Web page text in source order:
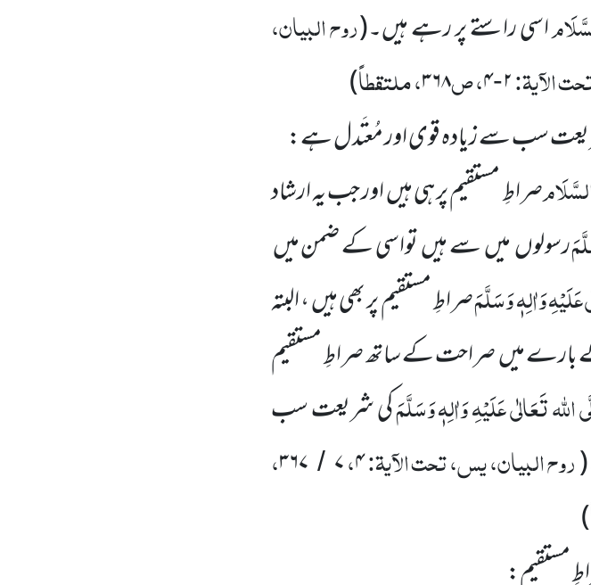
اسی راستے پر رہے ہیں۔(روح البیان،
الآیۃ:۲-۴، ص۳۶۸، ملتقطاً)
سب سے زیادہ قوی اور مُعتَدل ہے:
صراطِ مستقیم پر ہی ہیں اور جب یہ ارشاد
رسولوں میں سے ہیں تواسی کے ضمن میں
عَلَیْہِ وَاٰلِہٖ وَسَلَّمَصراطِ مستقیم پر بھی ہیں ، البتہ
میں صراحت کے ساتھ صراطِ مستقیم
تَعَالٰی عَلَیْہِ وَاٰلِہٖ وَسَلَّمَکی شریعت سب
(روح البیان، یس، تحت الآیۃ:۴،۷ / ۳۶۷،
)
مستقیم: